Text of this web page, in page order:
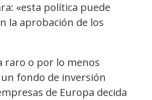
«esta política puede
la aprobación de los
raro o por lo menos
fondo de inversión
de Europa decida